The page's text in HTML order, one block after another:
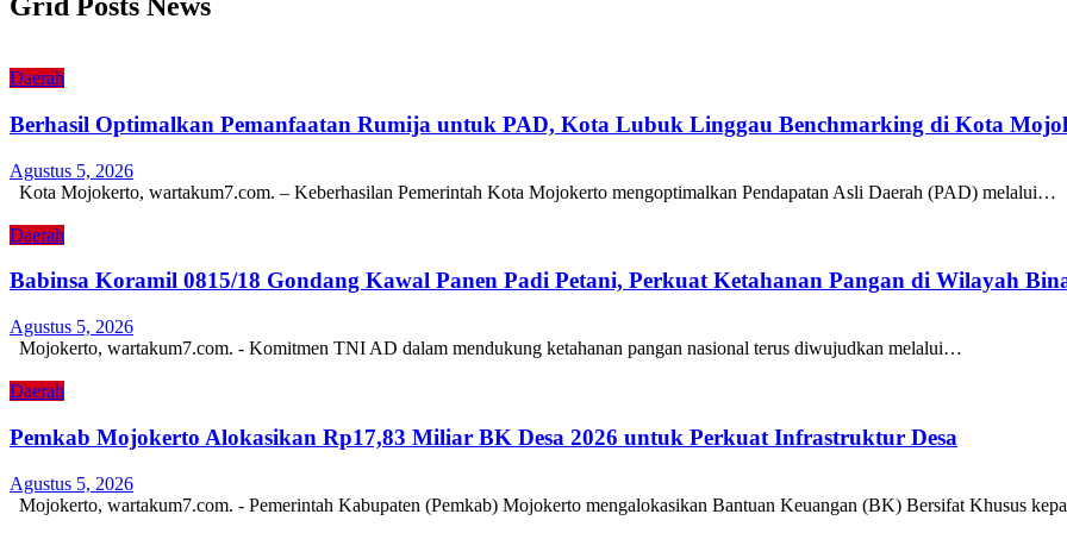
Grid Posts News
Daerah
Berhasil Optimalkan Pemanfaatan Rumija untuk PAD, Kota Lubuk Linggau Benchmarking di Kota
Agustus 5, 2026
Kota Mojokerto, wartakum7.com. – Keberhasilan Pemerintah Kota Mojokerto mengoptimalkan Pendapatan Asli Daerah (PAD) melalui…
Daerah
Babinsa Koramil 0815/18 Gondang Kawal Panen Padi Petani, Perkuat Ketahanan Pangan di Wilayah
Agustus 5, 2026
Mojokerto, wartakum7.com. - Komitmen TNI AD dalam mendukung ketahanan pangan nasional terus diwujudkan melalui…
Daerah
Pemkab Mojokerto Alokasikan Rp17,83 Miliar BK Desa 2026 untuk Perkuat Infrastruktur Desa
Agustus 5, 2026
Mojokerto, wartakum7.com. - Pemerintah Kabupaten (Pemkab) Mojokerto mengalokasikan Bantuan Keuangan (BK) Bersifat Khusus